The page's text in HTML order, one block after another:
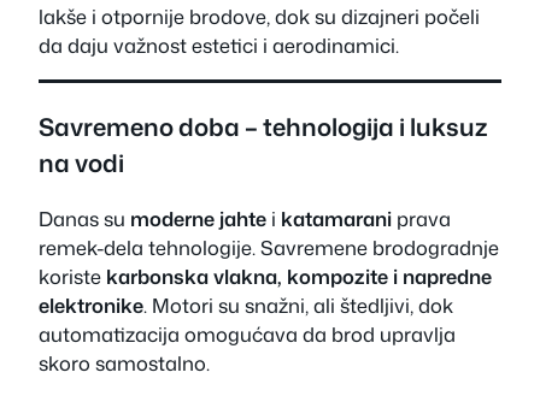
lakše i otpornije brodove, dok su dizajneri počeli
da daju važnost estetici i aerodinamici.
Savremeno doba – tehnologija i luksuz
na vodi
Danas su moderne jahte i katamarani prava
remek-dela tehnologije. Savremene brodogradnje
koriste karbonska vlakna, kompozite i napredne
elektronike. Motori su snažni, ali štedljivi, dok
automatizacija omogućava da brod upravlja
skoro samostalno.